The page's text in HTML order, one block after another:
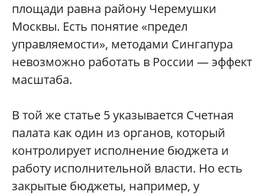
площади равна району Черемушки
Москвы. Есть понятие «предел
управляемости», методами Сингапура
невозможно работать в России — эффект
масштаба.
В той же статье 5 указывается Счетная
палата как один из органов, который
контролирует исполнение бюджета и
работу исполнительной власти. Но есть
закрытые бюджеты, например, у